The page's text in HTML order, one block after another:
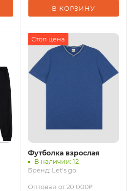
В КОРЗИНУ
Стоп цена
Футболка взрослая
В наличии: 12
Бренд: Let's go
Оптовая от 20 000₽